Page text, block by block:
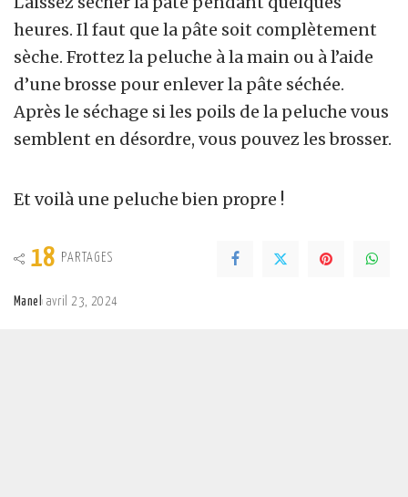
heures. Il faut que la pâte soit complètement
sèche. Frottez la peluche à la main ou à l’aide
d’une brosse pour enlever la pâte séchée.
Après le séchage si les poils de la peluche vous
semblent en désordre, vous pouvez les brosser.
Et voilà une peluche bien propre !
18 PARTAGES
Manel avril 23, 2024